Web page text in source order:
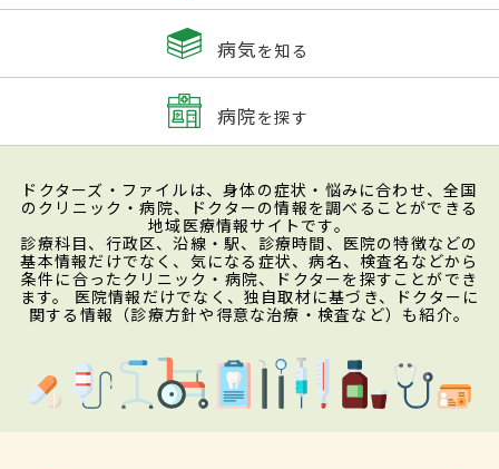
病気を知る
病院を探す
ドクターズ・ファイルは、身体の症状・悩みに合わせ、全国
のクリニック・病院、ドクターの情報を調べることができる
地域医療情報サイトです。
診療科目、行政区、沿線・駅、診療時間、医院の特徴などの
基本情報だけでなく、気になる症状、病名、検査名などから
条件に合ったクリニック・病院、ドクターを探すことができ
ます。 医院情報だけでなく、独自取材に基づき、ドクターに
関する情報（診療方針や得意な治療・検査など）も紹介。